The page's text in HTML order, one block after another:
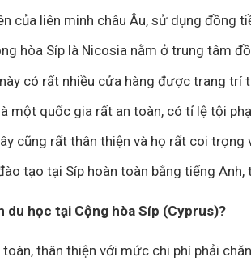
của liên minh châu Âu, sử dụng đồng
hòa Síp là Nicosia nằm ở trung tâm
có rất nhiều cửa hàng được trang trí
một quốc gia rất an toàn, có tỉ lệ tội
cũng rất thân thiện và họ rất coi trọng
tạo tại Síp hoàn toàn bằng tiếng
du học tại Cộng hòa Síp (Cyprus)?
thân thiện với mức chi phí phải